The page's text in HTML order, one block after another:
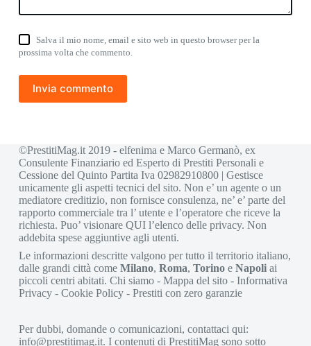
Salva il mio nome, email e sito web in questo browser per la
prossima volta che commento.
Invia commento
©PrestitiMag.it 2019 - elfenima e Marco Germanò, ex
Consulente Finanziario ed Esperto di Prestiti Personali e
Cessione del Quinto Partita Iva 02982910800 | Gestisce
unicamente gli aspetti tecnici del sito. Non e’ un agente o un
mediatore creditizio, non fornisce consulenza, ne’ e’ parte del
rapporto commerciale tra l’ utente e l’operatore che riceve la
richiesta. Puo’ visionare QUIl’elenco delle privacy. Non
addebita spese aggiuntive agli utenti.
Le informazioni descritte valgono per tutto il territorio italiano,
dalle grandi città come Milano, Roma, Torinoe Napoliai
piccoli centri abitati. Chi siamo- Mappa del sito- Informativa
Privacy- Cookie Policy- Prestiti con zero garanzie
Per dubbi, domande o comunicazioni, contattaci qui:
info@prestitimag.it. I contenuti di PrestitiMag sono sotto